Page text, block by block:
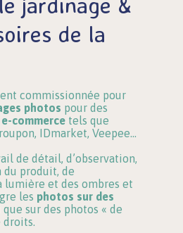
de la
commissionnée pour
photos pour des
commerce tels que
IDmarket, Veepee…
de détail, d’observation,
du produit, de
lumière et des ombres et
les photos sur des
que sur des photos « de
droits.